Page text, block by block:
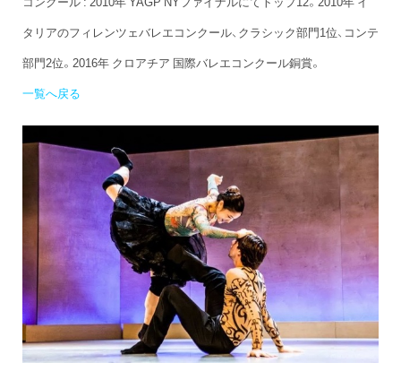
タリアのフィレンツェバレエコンクール、クラシック部門1位、コンテ
部門2位。2016年 クロアチア 国際バレエコンクール銅賞。
一覧へ戻る